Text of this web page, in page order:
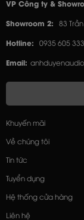
VP Công ty &
Showroom 2: 83
Hotline: 0935 605 333
Email:
Khuyến mãi
Về chúng tôi
Tin tức
Tuyển dụng
Hệ thống cửa hàng
Liên hệ